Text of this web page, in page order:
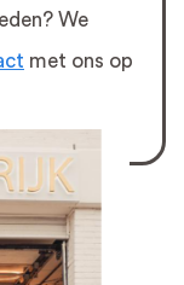
We
met ons op